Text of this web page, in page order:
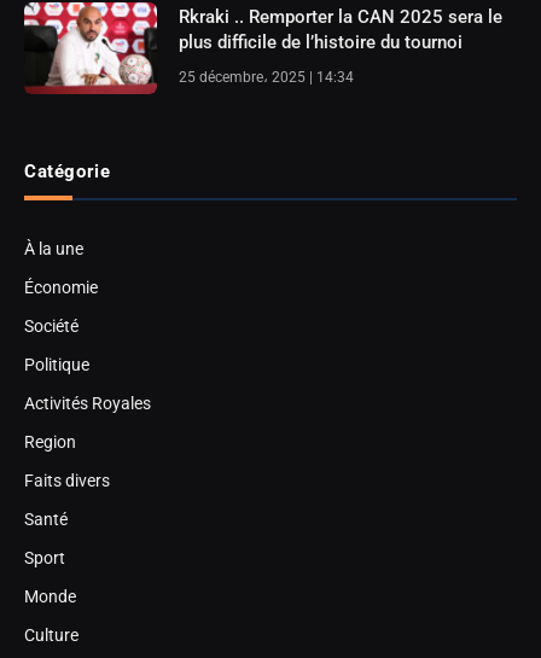
Rkraki .. Remporter la CAN 2025 sera le
plus difficile de l’histoire du tournoi
25 décembre، 2025 | 14:34
Catégorie
À la une
Économie
Société
Politique
Activités Royales
Region
Faits divers
Santé
Sport
Monde
Culture